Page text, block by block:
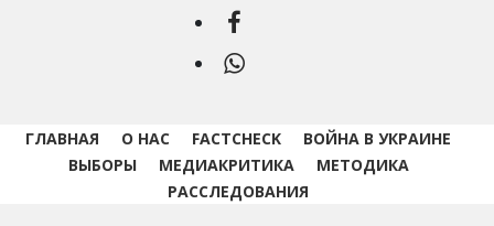
Facebook
WhatsApp
ГЛАВНАЯ О НАС FACTCHECK
ВОЙНА В УКРАИНЕ
ВЫБОРЫ
МЕДИАКРИТИКА
МЕТОДИКА
РАССЛЕДОВАНИЯ